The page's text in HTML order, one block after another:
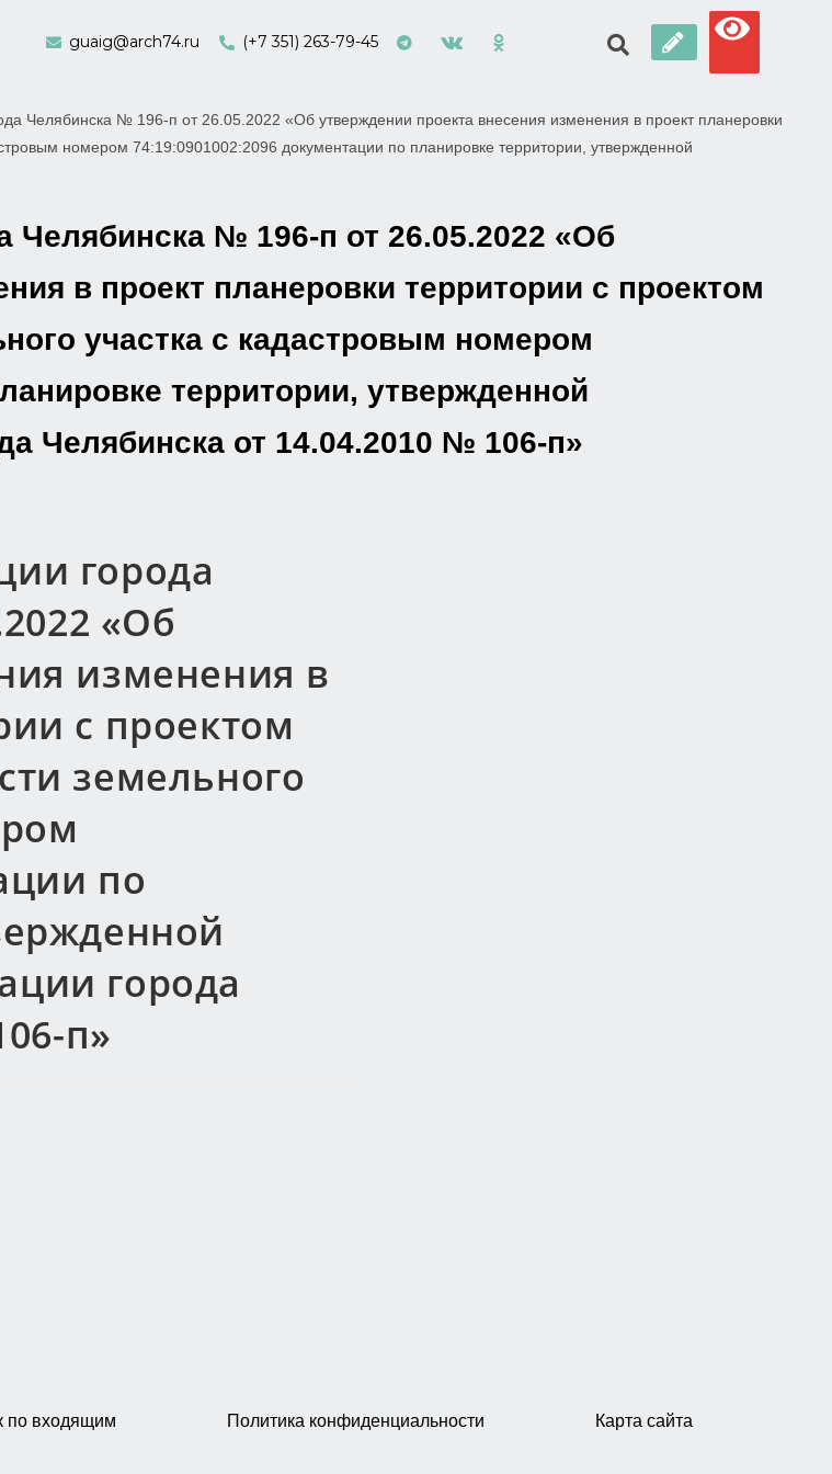
guaig@arch74.ru (+7 351) 263-79-45
Челябинска № 196-п от 26.05.2022 «Об утверждении проекта внесения изменения в проект планеровки
номером 74:19:0901002:2096 документации по планировке территории, утвержденной
Челябинска № 196-п от 26.05.2022 «Об
в проект планеровки территории с проектом
участка с кадастровым номером
территории, утвержденной
Челябинска от 14.04.2010 № 106-п»
города
«Об
изменения в
с проектом
земельного
по
города
п»
по входящим Политика конфиденциальности Карта сайта